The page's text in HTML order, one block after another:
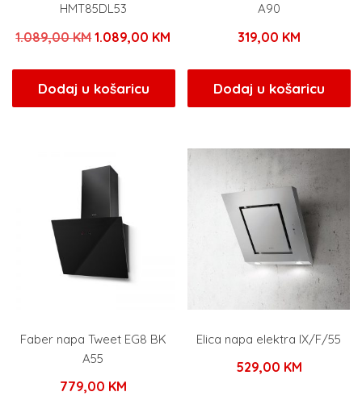
HMT85DL53
1.089,00KMIzvorna
bila
je:
1.089,00 KM
1.089,00 KM.
Dodaj u košaricu
A90
319,00 KM
Dodaj u košaricu
Faber napa Tweet EG8 BK
A55
779,00 KM
Elica napa elektra IX/F/55
529,00 KM